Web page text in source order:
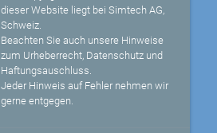
dieser Website liegt bei Simtech AG,
Schweiz.
Beachten Sie auch unsere Hinweise
zum Urheberrecht, Datenschutz und
Haftungsauschluss.
Jeder Hinweis auf Fehler nehmen wir
gerne entgegen.